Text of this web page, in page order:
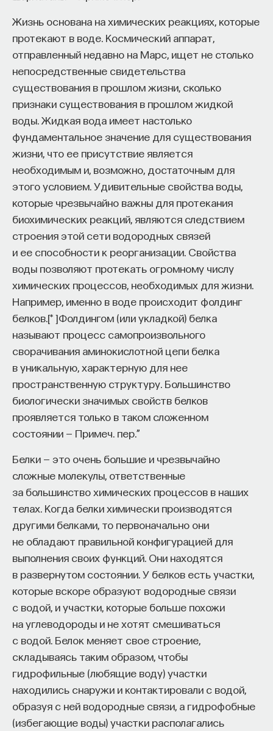
Жизнь основана на химических реакциях, которые
протекают в воде. Космический аппарат,
отправленный недавно на Марс, ищет не столько
непосредственные свидетельства
существования в прошлом жизни, сколько
признаки существования в прошлом жидкой
воды. Жидкая вода имеет настолько
фундаментальное значение для существования
жизни, что ее присутствие является
необходимым и, возможно, достаточным для
этого условием. Удивительные свойства воды,
которые чрезвычайно важны для протекания
биохимических реакций, являются следствием
строения этой сети водородных связей
и ее способности к реорганизации. Свойства
воды позволяют протекать огромному числу
химических процессов, необходимых для жизни.
Например, именно в воде происходит фолдинг
белков.[*]Фолдингом (или укладкой) белка
называют процесс самопроизвольного
сворачивания аминокислотной цепи белка
в уникальную, характерную для нее
пространственную структуру. Большинство
биологически значимых свойств белков
проявляется только в таком сложенном
состоянии — Примеч. пер.”
Белки — это очень большие и чрезвычайно
сложные молекулы, ответственные
за большинство химических процессов в наших
телах. Когда белки химически производятся
другими белками, то первоначально они
не обладают правильной конфигурацией для
выполнения своих функций. Они находятся
в развернутом состоянии. У белков есть участки,
которые вскоре образуют водородные связи
с водой, и участки, которые больше похожи
на углеводороды и не хотят смешиваться
с водой. Белок меняет свое строение,
складываясь таким образом, чтобы
гидрофильные (любящие воду) участки
находились снаружи и контактировали с водой,
образуя с ней водородные связи, а гидрофобные
(избегающие воды) участки располагались